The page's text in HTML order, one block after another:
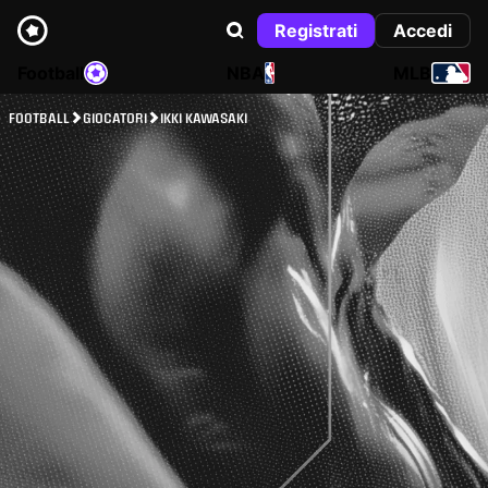
Registrati
Accedi
NBA
FOOTBALL GIOCATORI IKKI KAWASAKI